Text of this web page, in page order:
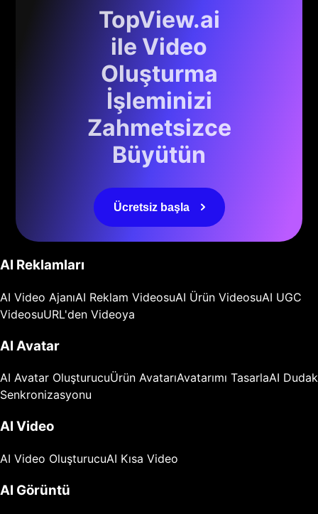
TopView.ai
ile Video
Oluşturma
İşleminizi
Zahmetsizce
Büyütün
Ücretsiz başla
AI Reklamları
AI Video AjanıAI Reklam VideosuAI Ürün VideosuAI UGC
VideosuURL'den Videoya
AI Avatar
AI Avatar OluşturucuÜrün AvatarıAvatarımı TasarlaAI Dudak
Senkronizasyonu
AI Video
AI Video OluşturucuAI Kısa Video
AI Görüntü